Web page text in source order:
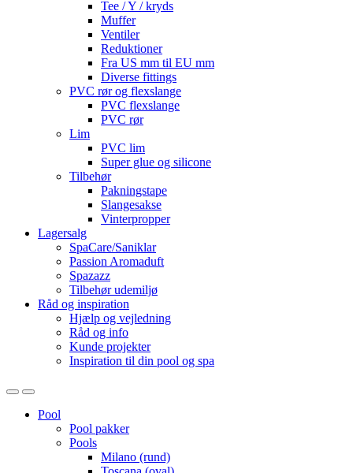
Tee / Y / kryds
Muffer
Ventiler
Reduktioner
Fra US mm til EU mm
Diverse fittings
PVC rør og flexslange
PVC flexslange
PVC rør
Lim
PVC lim
Super glue og silicone
Tilbehør
Pakningstape
Slangesakse
Vinterpropper
Lagersalg
SpaCare/Saniklar
Passion Aromaduft
Spazazz
Tilbehør udemiljø
Råd og inspiration
Hjælp og vejledning
Råd og info
Kunde projekter
Inspiration til din pool og spa
OpenClose
Pool
Pool pakker
Pools
Milano (rund)